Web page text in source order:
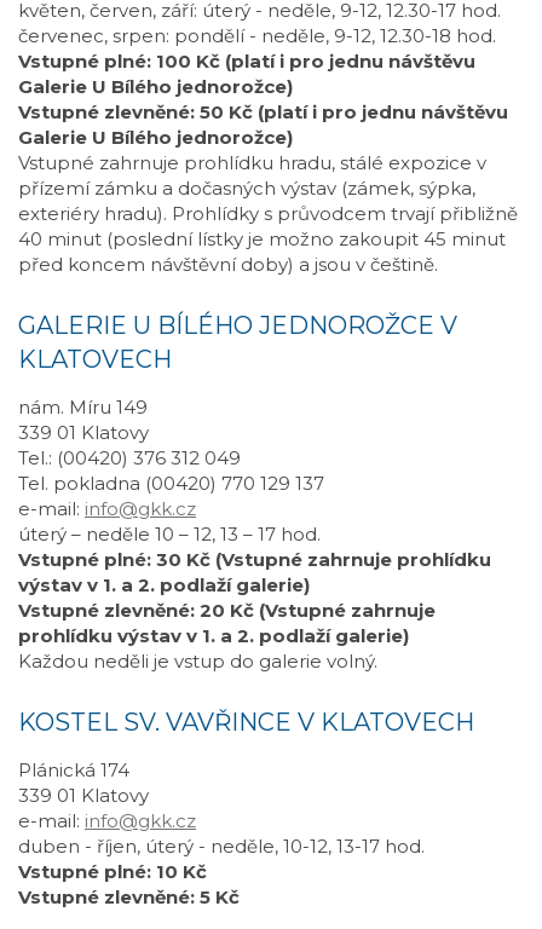
květen, červen, září: úterý - neděle, 9-12, 12.30-17 hod.
červenec, srpen: pondělí - neděle, 9-12, 12.30-18 hod.
Vstupné plné: 100 Kč (platí i pro jednu návštěvu
Galerie U Bílého jednorožce)
Vstupné zlevněné: 50 Kč (platí i pro jednu návštěvu
Galerie U Bílého jednorožce)
Vstupné zahrnuje prohlídku hradu, stálé expozice v
přízemí zámku a dočasných výstav (zámek, sýpka,
exteriéry hradu). Prohlídky s průvodcem trvají přibližně
40 minut (poslední lístky je možno zakoupit 45 minut
před koncem návštěvní doby) a jsou v češtině.
GALERIE U BÍLÉHO JEDNOROŽCE V
KLATOVECH
nám. Míru 149
339 01 Klatovy
Tel.: (00420) 376 312 049
Tel. pokladna (00420) 770 129 137
e-mail: info@gkk.cz
úterý – neděle 10 – 12, 13 – 17 hod.
Vstupné plné: 30 Kč (Vstupné zahrnuje prohlídku
výstav v 1. a 2. podlaží galerie)
Vstupné zlevněné: 20 Kč (Vstupné zahrnuje
prohlídku výstav v 1. a 2. podlaží galerie)
Každou neděli je vstup do galerie volný.
KOSTEL SV. VAVŘINCE V KLATOVECH
Plánická 174
339 01 Klatovy
e-mail: info@gkk.cz
duben - říjen, úterý - neděle, 10-12, 13-17 hod.
Vstupné plné: 10 Kč
Vstupné zlevněné: 5 Kč